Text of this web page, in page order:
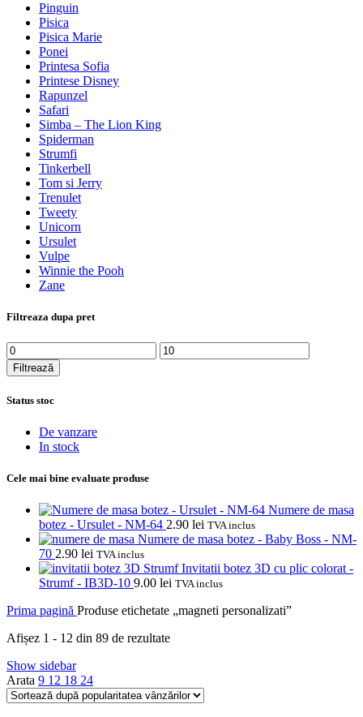
Pinguin
Pisica
Pisica Marie
Ponei
Printesa Sofia
Printese Disney
Rapunzel
Safari
Simba – The Lion King
Spiderman
Strumfi
Tinkerbell
Tom si Jerry
Trenulet
Tweety
Unicorn
Ursulet
Vulpe
Winnie the Pooh
Zane
Filtreaza dupa pret
Preț
minim
Preț
maxim
Filtrează
Status stoc
De vanzare
In stock
Cele mai bine evaluate produse
Numere de masa
botez - Ursulet - NM-64 2.90 lei TVA inclus
Numere de masa botez - Baby Boss - NM-
70 2.90 lei TVA inclus
Invitatii botez 3D cu plic colorat -
Strumf - IB3D-10 9.00 lei TVA inclus
Prima pagină Produse etichetate „magneti personalizati”
Afișez 1 - 12 din 89 de rezultateSortat
Show sidebar
Arata 9 12 18 24